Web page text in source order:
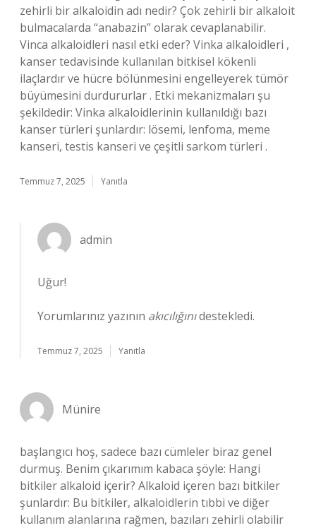
zehirli bir alkaloidin adı nedir? Çok zehirli bir alkaloit
bulmacalarda “anabazin” olarak cevaplanabilir.
Vinca alkaloidleri nasıl etki eder? Vinka alkaloidleri ,
kanser tedavisinde kullanılan bitkisel kökenli
ilaçlardır ve hücre bölünmesini engelleyerek tümör
büyümesini durdururlar . Etki mekanizmaları şu
şekildedir: Vinka alkaloidlerinin kullanıldığı bazı
kanser türleri şunlardır: lösemi, lenfoma, meme
kanseri, testis kanseri ve çeşitli sarkom türleri .
Temmuz 7, 2025 Yanıtla
admin
Uğur!
Yorumlarınız yazının akıcılığınıdestekledi.
Temmuz 7, 2025 Yanıtla
Münire
başlangıcı hoş, sadece bazı cümleler biraz genel
durmuş. Benim çıkarımım kabaca şöyle: Hangi
bitkiler alkaloid içerir? Alkaloid içeren bazı bitkiler
şunlardır: Bu bitkiler, alkaloidlerin tıbbi ve diğer
kullanım alanlarına rağmen, bazıları zehirli olabilir